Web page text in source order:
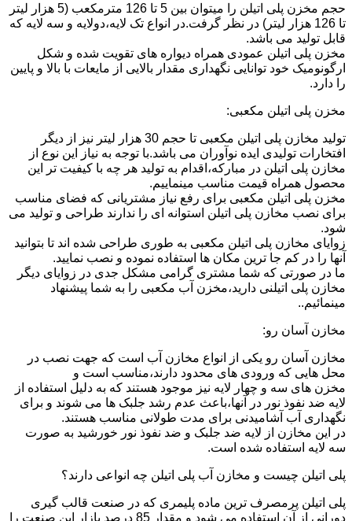
حجم مخزن پلی اتیلن را میتوان بین 5 تا 126 مترمکعب (5 هزار لیتر
تا 126 هزار لیتر) در نظر گرفت.در انواع تک لایه،دولایه و سه لایه که
قابل تولید می باشد.
مخزن پلی اتیلن عمودی همراه دیواره های تقویت شده و شکل
ارگونومیک خود توانایی نگهداری مقدار بالایی از مایعات با بالا و پایین
را دارد.
مخزن پلی اتیلن مکعبی:
تولید مخازن پلی اتیلن مکعبی تا حجم 30 هزار لیتر نیز از دیگر
افتخارات تولیدی ایده نوآوران می باشد.با توجه به نیاز این نوع از
مخازن پلی اتیلن در مبارکه،اقدام به تولید هر چه با کیفیت تر این
محصول همراه قیمت مناسب مینماییم.
مخزن پلی اتیلن مکعبی برای رفع نیاز مشتریانی که فضای مناسب
برای نصب مخازن پلی اتیلن استوانه ای را ندارند طراحی و تولید می
شود.
زوایای مخازن پلی اتیلن مکعبی به طوری طراحی شده اند تا بتوانید
آنها را در کم جا ترین مکان ها استفاده نموده و نصب نمایید.
ما در صورتی که شما مشتری گرامی مشکل جدی در زوایای دیگر
مخازن پلی اتیلنی دارید،مخزن آب مکعبی را به شما پیشنهاد
مینمائیم..
مخازن آسان رو:
مخازن آسان رو یکی از انواع مخازن آب است که جهت نصب در
محل هایی که ورودی های محدود دارند،مناسب است و
مخزن های سه و چهار لایه نیز موجود هستند که به دلیل استفاده از
لایه ضد نفوذ نور در آنها،باعث عدم رشد جلبک ها می شوند و برای
نگهداری آب آشامیدنی برای مدت طولانی مناسب هستند.
در این مخازن از لایه ضد جلبک و ضد نفوذ نور خورشید به صورت
سه لایه استفاده شده است.
پلی اتیلن چیست و مخازن آب پلی اتیلن چه انواعی دارند؟
پلی اتیلن پرمصرف ترین ماده پلیمری که در صنعت قالب گیری
دورانی از آن استفاده می شود و مقدار 85 درصد بازار این صنعت را